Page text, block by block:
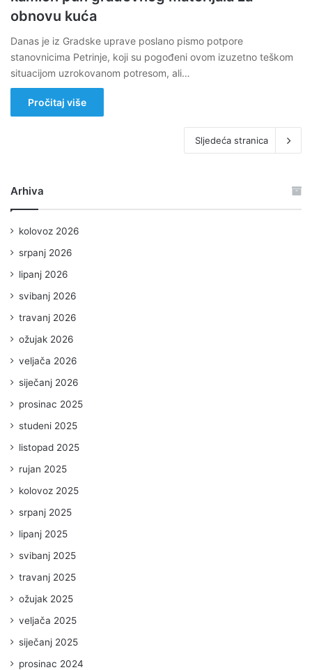
obnovu kuća
Danas je iz Gradske uprave poslano pismo potpore
stanovnicima Petrinje, koji su pogođeni ovom izuzetno teškom
situacijom uzrokovanom potresom, ali…
Pročitaj više
Sljedeća stranica
Arhiva
kolovoz 2026
srpanj 2026
lipanj 2026
svibanj 2026
travanj 2026
ožujak 2026
veljača 2026
siječanj 2026
prosinac 2025
studeni 2025
listopad 2025
rujan 2025
kolovoz 2025
srpanj 2025
lipanj 2025
svibanj 2025
travanj 2025
ožujak 2025
veljača 2025
siječanj 2025
prosinac 2024